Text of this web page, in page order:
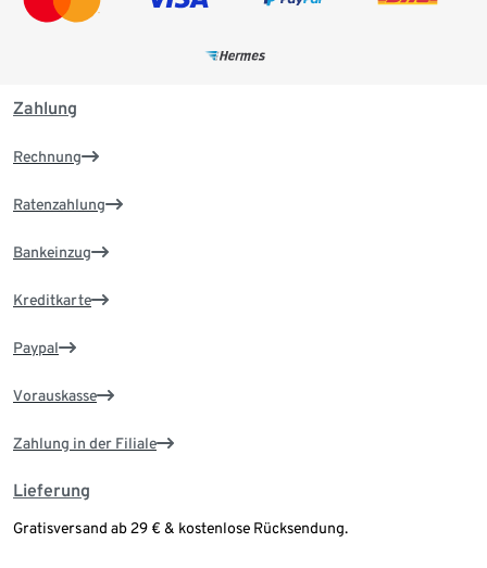
Zahlung
Rechnung
Ratenzahlung
Bankeinzug
Kreditkarte
Paypal
Vorauskasse
Zahlung in der Filiale
Lieferung
Gratisversand ab 29 € & kostenlose Rücksendung.